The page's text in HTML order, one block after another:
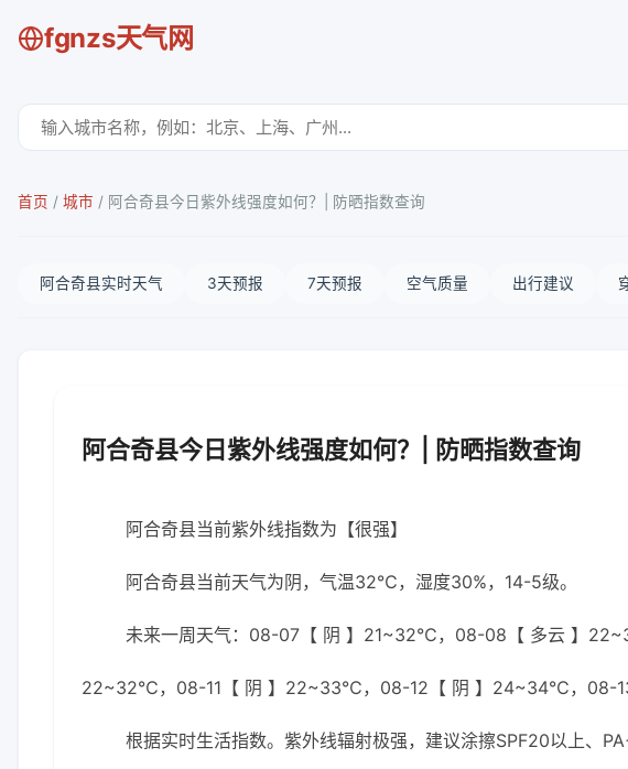
fgnzs天气网
首页 / 城市 / 阿合奇县今日紫外线强度如何？| 防晒指数查询
阿合奇县实时天气 3天预报 7天预报 空气质量 出行建议
阿合奇县今日紫外线强度如何？| 防晒指数查询
阿合奇县当前紫外线指数为【很强】
阿合奇县当前天气为阴，气温32℃，湿度30%，14-5级。
未来一周天气：08-07【 阴 】21~32℃，08-08【 多云 】
22~32℃，08-11【 阴 】22~33℃，08-12【 阴 】24~34℃，08-
根据实时生活指数。紫外线辐射极强，建议涂擦SPF20以上、